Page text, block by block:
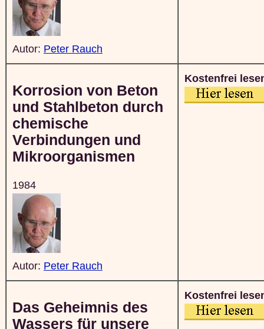
Autor: Peter Rauch
Korrosion von Beton
und Stahlbeton durch
chemische
Verbindungen und
Mikroorganismen
1984
Autor: Peter Rauch
Kostenfrei
Das Geheimnis des
Wassers für unsere
Kostenfrei